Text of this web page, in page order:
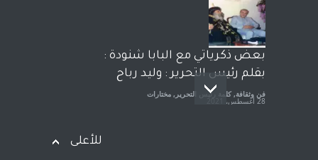
بعض ذكرياتي مع البابا شنودة :
بقلم رئيس التحرير : وليد رباح
فن وثقافة, كلمة رئيس التحرير , مختارات
28 أغسطس، 2021
للأعلى